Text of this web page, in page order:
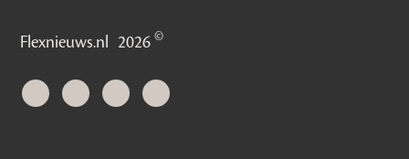
Flexnieuws.nl 2026©